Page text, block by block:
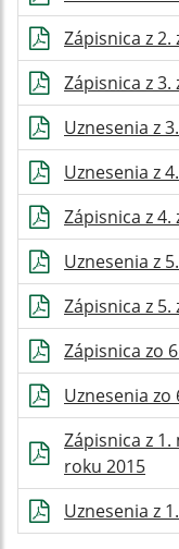
Zápisnica z
Zápisnica z
Uznesenia z
Uznesenia z
Zápisnica z
Uznesenia z
Zápisnica z 5.
Zápisnica zo
Uznesenia zo
Zápisnica z
roku 2015
Uznesenia z